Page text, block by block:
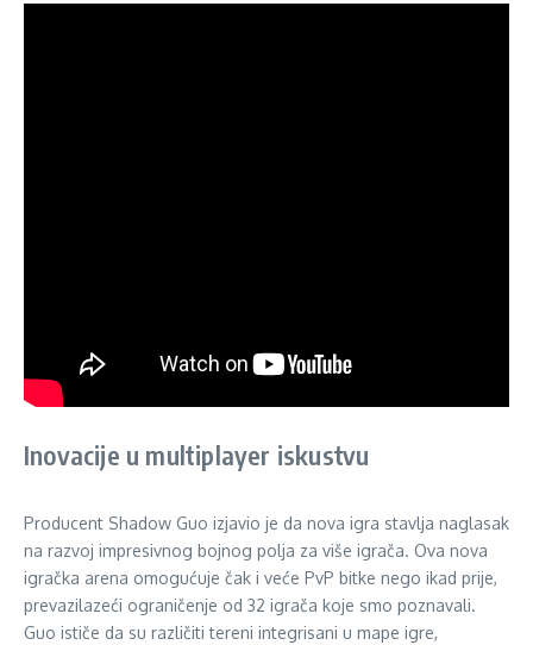
Inovacije u multiplayer iskustvu
Producent Shadow Guo izjavio je da nova igra stavlja naglasak
na razvoj impresivnog bojnog polja za više igrača. Ova nova
igračka arena omogućuje čak i veće PvP bitke nego ikad prije,
prevazilazeći ograničenje od 32 igrača koje smo poznavali.
Guo ističe da su različiti tereni integrisani u mape igre,